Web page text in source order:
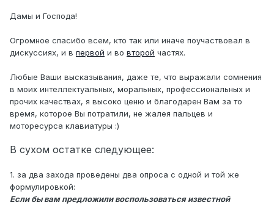
Дамы и Господа!
Огромное спасибо всем, кто так или иначе поучаствовал в
дискуссиях, и в первой и во второй частях.
Любые Ваши высказывания, даже те, что выражали сомнения
в моих интеллектуальных, моральных, профессиональных и
прочих качествах, я высоко ценю и благодарен Вам за то
время, которое Вы потратили, не жалея пальцев и
моторесурса клавиатуры :)
В сухом остатке следующее:
1. за два захода проведены два опроса с одной и той же
формулировкой:
Если бы вам предложили воспользоваться известной